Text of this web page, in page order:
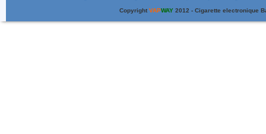
Copyright VAPWAY2012 - Cigarette electronique